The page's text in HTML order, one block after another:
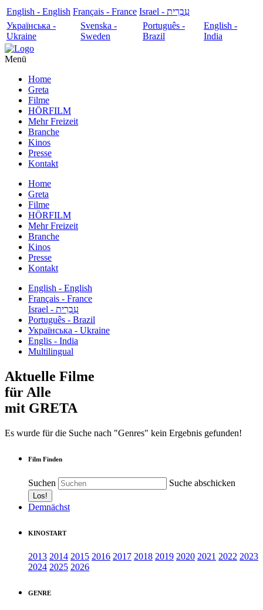
English - English Français - France
עִבְרִית - Israel
Українська -
Ukraine
Svenska -
Sweden
Português -
Brazil
English -
India
Menü
Home
Greta
Filme
HÖRFILM
Mehr Freizeit
Branche
Kinos
Presse
Kontakt
Home
Greta
Filme
HÖRFILM
Mehr Freizeit
Branche
Kinos
Presse
Kontakt
English - English
Français - France
עִבְרִית - Israel
Português - Brazil
Українська - Ukraine
Englis - India
Multilingual
Aktuelle Filme
für Alle
mit GRETA
Es wurde für die Suche nach "Genres" kein Ergebnis gefunden!
Film Finden
Suchen Suche abschicken
Demnächst
KINOSTART
2013 2014 2015 2016 2017 2018 2019 2020 2021 2022 2023
2024 2025 2026
GENRE